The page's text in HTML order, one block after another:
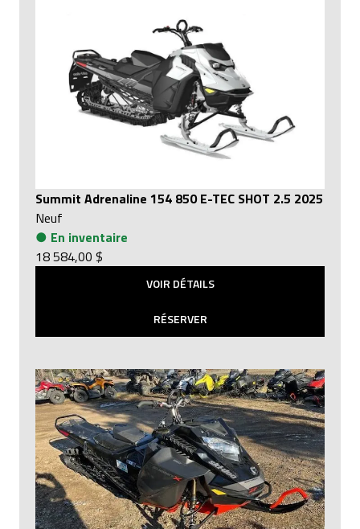
Summit Adrenaline 154 850 E-TEC SHOT 2.5 2025
Neuf
● En inventaire
18 584,00 $
VOIR DÉTAILS
RÉSERVER